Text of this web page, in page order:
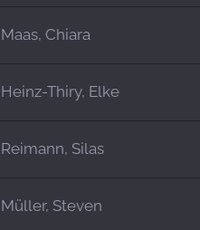
Maas, Chiara
Heinz-Thiry, Elke
Reimann, Silas
Müller, Steven